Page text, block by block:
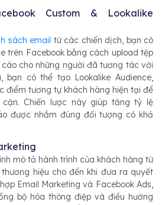
Custom & Lookalike
sách email từ các chiến dịch, bạn có
trên Facebook bằng cách upload tệp
cho những người đã tương tác với
bạn có thể tạo Lookalike Audience,
điểm tương tự khách hàng hiện tại để
Chiến lược này giúp tăng tỷ lệ
được nhắm đúng đối tượng có khả
mô tả hành trình của khách hàng từ
hiệu cho đến khi đưa ra quyết
Email Marketing và Facebook Ads,
bộ hóa thông điệp và điều hướng